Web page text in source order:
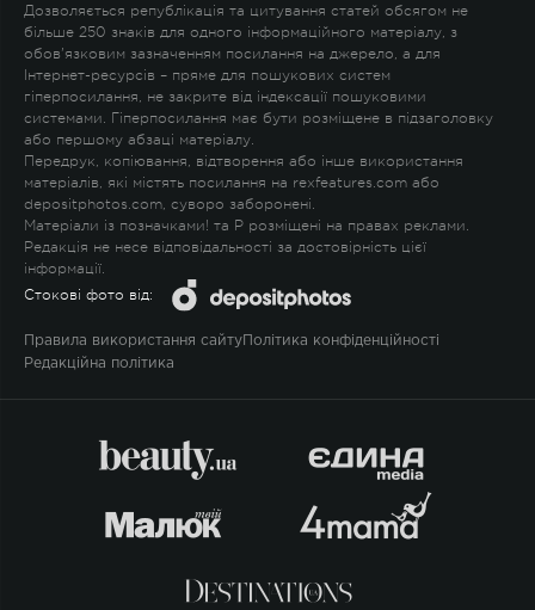
Дозволяється републікація та цитування статей обсягом не
більше 250 знаків для одного інформаційного матеріалу, з
обов'язковим зазначенням посилання на джерело, а для
Інтернет-ресурсів – пряме для пошукових систем
гіперпосилання, не закрите від індексації пошуковими
системами. Гіперпосилання має бути розміщене в підзаголовку
або першому абзаці матеріалу.
Передрук, копіювання, відтворення або інше використання
матеріалів, які містять посилання на rexfeatures.com або
depositphotos.com, суворо заборонені.
Матеріали із позначками! та P розміщені на правах реклами.
Редакція не несе відповідальності за достовірність цієї
інформації.
Стокові фото від:
Правила використання сайту Політика конфіденційності
Редакційна політика